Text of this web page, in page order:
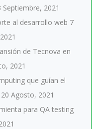
Septiembre, 2021
al desarrollo web 7
de Tecnova en
2021
que guían el
20 Agosto, 2021
para QA testing